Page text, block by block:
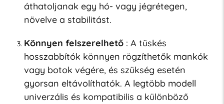
áthatoljanak egy hó- vagy jégrétegen,
növelve a stabilitást.
Könnyen felszerelhető: A tüskés
hosszabbítók könnyen rögzíthetők mankók
vagy botok végére, és szükség esetén
gyorsan eltávolíthatók. A legtöbb modell
univerzális és kompatibilis a különböző